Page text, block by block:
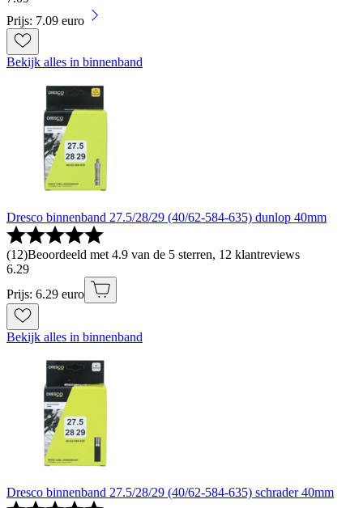
Prijs: 7.09 euro
Bekijk alles in binnenband
Dresco binnenband 27.5/28/29 (40/62-584-635) dunlop 40mm
(12)Beoordeeld met 4.9 van de 5 sterren, 12 klantreviews
6.29
Prijs: 6.29 euro
Bekijk alles in binnenband
Dresco binnenband 27.5/28/29 (40/62-584-635) schrader 40mm